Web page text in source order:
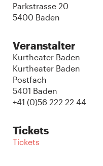
Parkstrasse 20
5400 Baden
Veranstalter
Kurtheater Baden
Kurtheater Baden
Postfach
5401 Baden
+41 (0)56 222 22 44
Tickets
Tickets